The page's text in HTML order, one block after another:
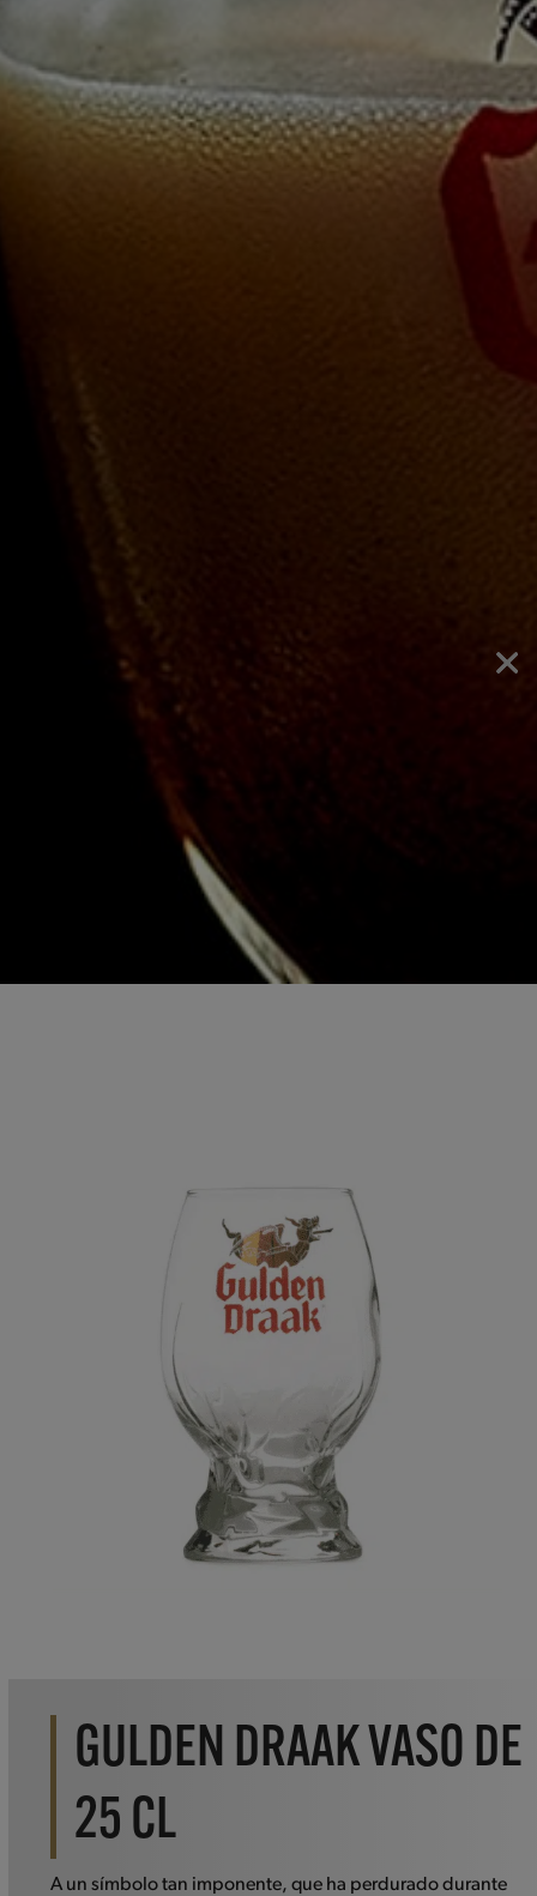
GULDEN DRAAK VASO DE
25 CL
A un símbolo tan imponente, que ha perdurado durante